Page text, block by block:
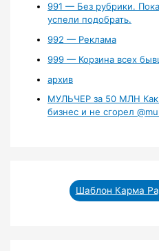
991 — Без рубрики.
успели подобрать.
992 — Реклама
999 — Корзина всех
архив
МУЛЬЧЕР за 50 МЛН
бизнес и не сгорел
Шаблон Карма